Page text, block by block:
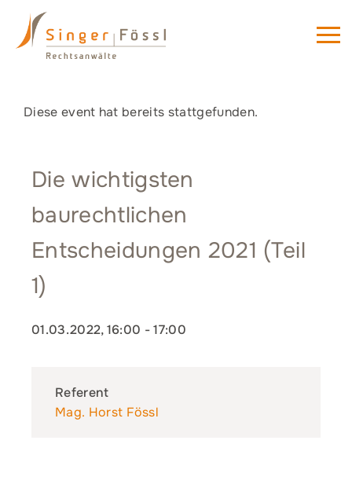
Diese event hat bereits stattgefunden.
Die wichtigsten
baurechtlichen
Entscheidungen 2021 (Teil
1)
01.03.2022, 16:00 -17:00
Referent
Mag. Horst Fössl